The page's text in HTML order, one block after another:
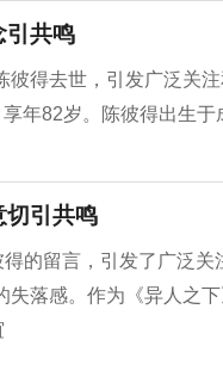
引共鸣
彼得去世，引发广泛关
年82岁。陈彼得出生
切引共鸣
的留言，引发了广泛
失落感。作为《异人之